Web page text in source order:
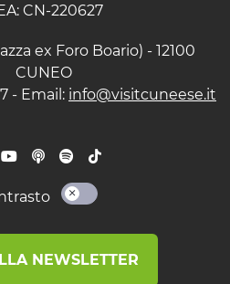
CN-220627
ex Foro Boario) - 12100
CUNEO
- Email: info@visitcuneese.it
NEWSLETTER